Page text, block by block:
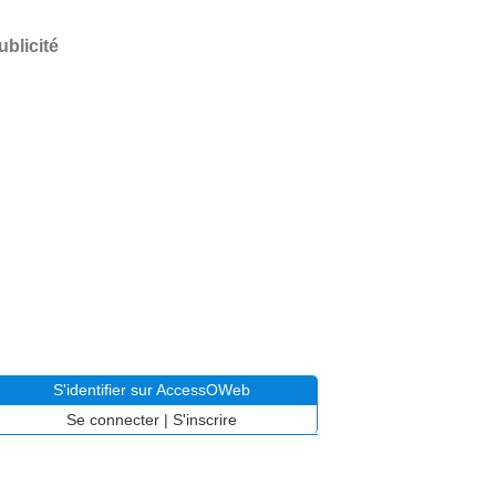
S'identifier sur AccessOWeb
Se connecter | S'inscrire